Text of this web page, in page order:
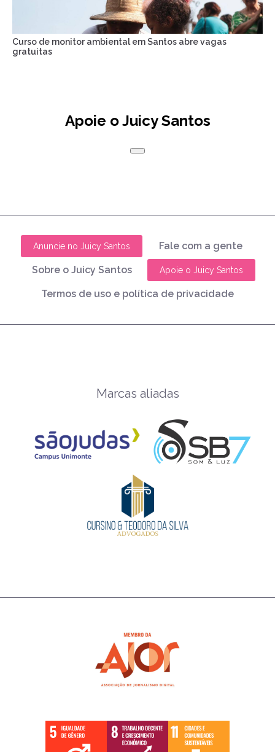
Curso de monitor ambiental em Santos abre vagas
gratuitas
Apoie o Juicy Santos
Anuncie no Juicy Santos Fale com a gente
Sobre o Juicy Santos Apoie o Juicy Santos
Termos de uso e política de privacidade
Marcas aliadas